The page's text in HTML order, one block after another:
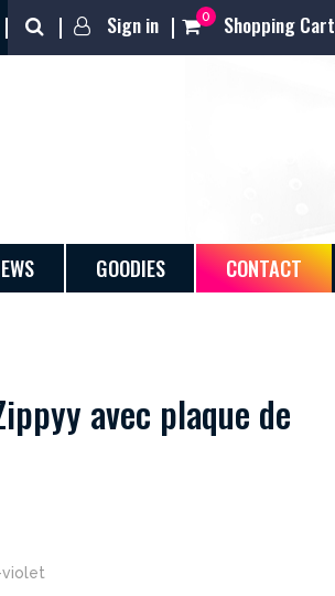
Sign in 0 Shopping Cart
GOODIES CONTACT
avec plaque de